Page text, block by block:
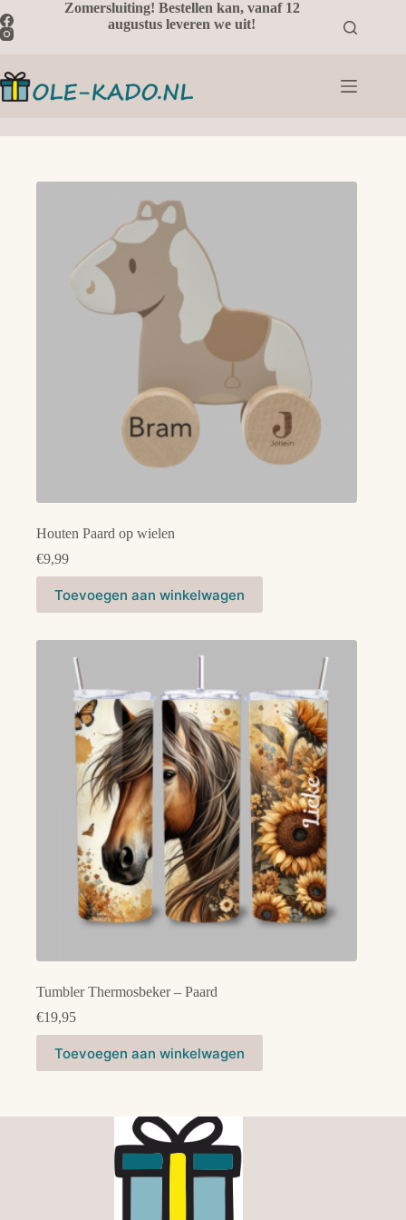
naar
de
Zomersluiting! Bestellen kan, vanaf 12
augustus leveren we uit!
Houten Paard op wielen
€9,99
Toevoegen aan winkelwagen
Tumbler Thermosbeker – Paard
€19,95
Toevoegen aan winkelwagen